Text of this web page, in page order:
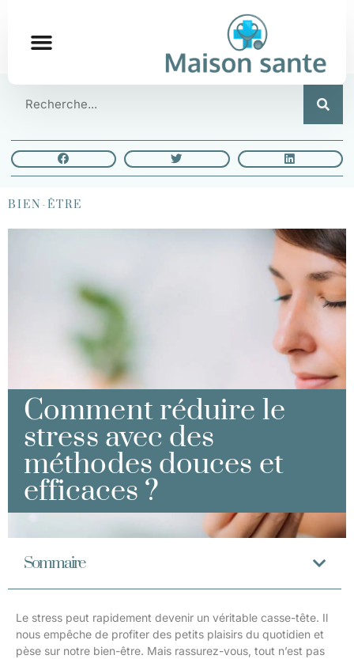
BIEN-ÊTRE
Comment réduire le
stress avec des
méthodes douces et
efficaces ?
Sommaire
Le stress peut rapidement devenir un véritable casse-tête. Il
nous empêche de profiter des petits plaisirs du quotidien et
pèse sur notre bien-être. Mais rassurez-vous, tout n’est pas